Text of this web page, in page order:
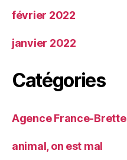
février 2022
janvier 2022
Catégories
Agence France-Brette
animal, on est mal